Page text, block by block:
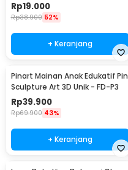
LX013
Rp19.000
Rp38.900 52%
+ Keranjang
Pinart Mainan Anak Edukatif Pin
Sculpture Art 3D Unik - FD-P3
Rp39.900
Rp69.900 43%
+ Keranjang